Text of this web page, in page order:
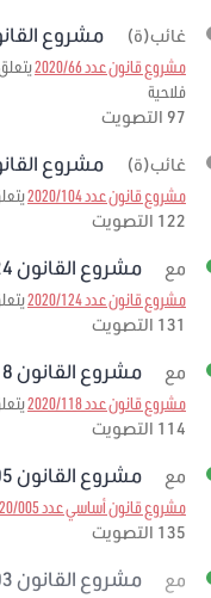
غائب(ة) مشروع القانون 2020/66
مشروع قانون عدد 2020/66
فلاحية
97 التصويت
غائب(ة) مشروع القانون 2020/104
مشروع قانون عدد 2020/104
122 التصويت
مع مشروع القانون 2020/124 برمته
مشروع قانون عدد 2020/124
131 التصويت
مع مشروع القانون 2020/118 برمته
مشروع قانون عدد 2020/118
114 التصويت
مع مشروع القانون 2020/005 برمته
مشروع قانون أساسي عدد 2020/005
135 التصويت
مع مشروع القانون 2021/003 برمته